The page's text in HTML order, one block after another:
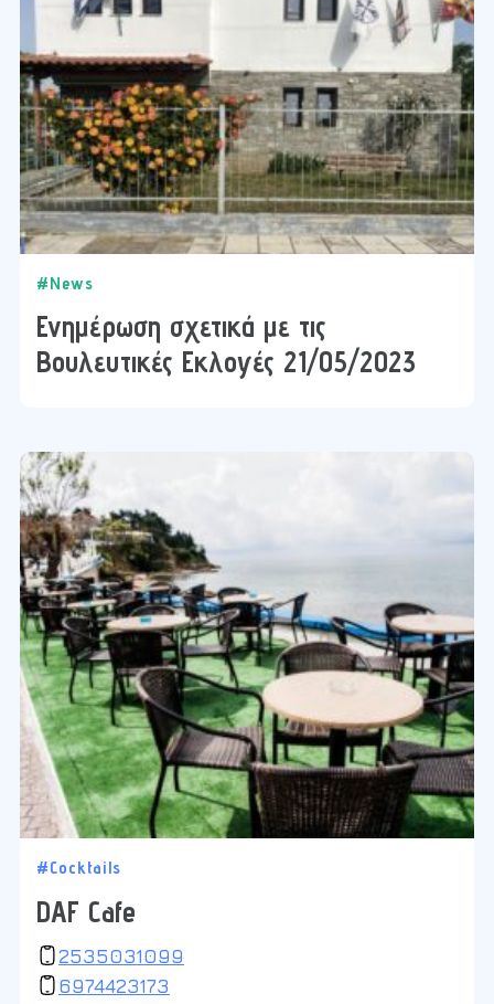
#News
Ενημέρωση σχετικά με τις
Βουλευτικές Εκλογές 21/05/2023
#Cocktails
DAF Cafe
2535031099
6974423173